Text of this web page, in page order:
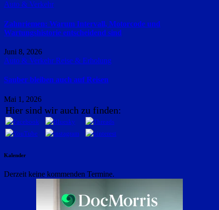
Auto & Verkehr
Zahnriemen: Warum Intervall, Motorcode und
Wartungshistorie entscheidend sind
Juni 8, 2026
Auto & Verkehr Reise & Erholung
Sauber bleiben auch auf Reisen
Mai 1, 2026
Hier sind wir auch zu finden:
Kalender
Derzeit keine kommenden Termine.